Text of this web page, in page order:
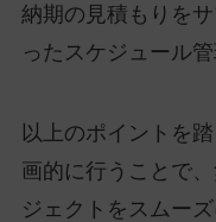
納期の見積もりを
ったスケジュール
以上のポイントを
画的に行うことで
ジェクトをスムー